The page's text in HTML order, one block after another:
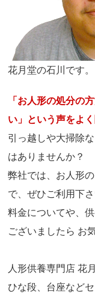
花月堂の石川です
「お人形の処分の
い」という声をよく
引っ越しや大掃除
はありませんか？
弊社では、お人形
で、ぜひご利用下さ
料金についてや、
ございましたら お
人形供養専門店 花
ひな段、台座など